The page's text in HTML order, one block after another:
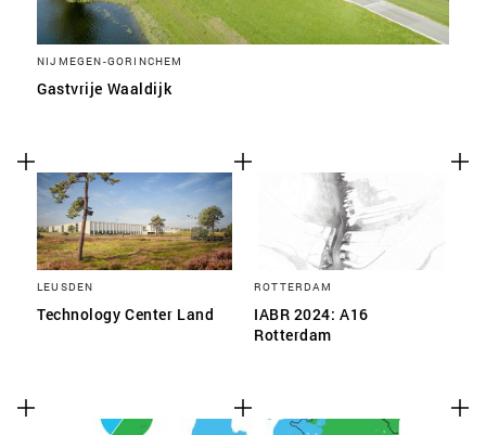
NIJMEGEN-GORINCHEM
Gastvrije Waaldijk
LEUSDEN
Technology Center Land
ROTTERDAM
IABR 2024: A16
Rotterdam